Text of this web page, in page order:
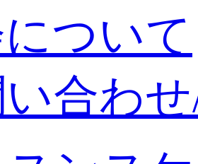
ついて
合わ